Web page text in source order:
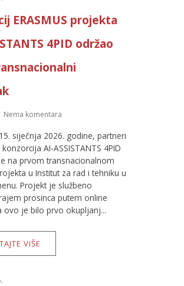
ERASMUS projekta
4PID održao
Nema komentara
siječnja 2026. godine, partneri
AI-ASSISTANTS 4PID
na prvom transnacionalnom
u Institut za rad i tehniku u
Projekt je službeno
prosinca putem online
ovo je bilo prvo okupljanj...
VIŠE